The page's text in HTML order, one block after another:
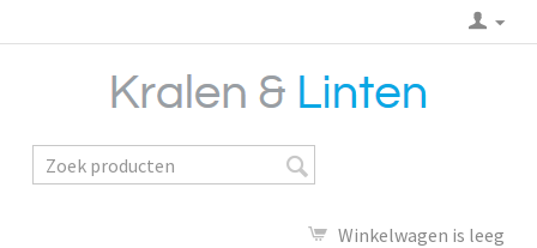
Winkelwagen is leeg